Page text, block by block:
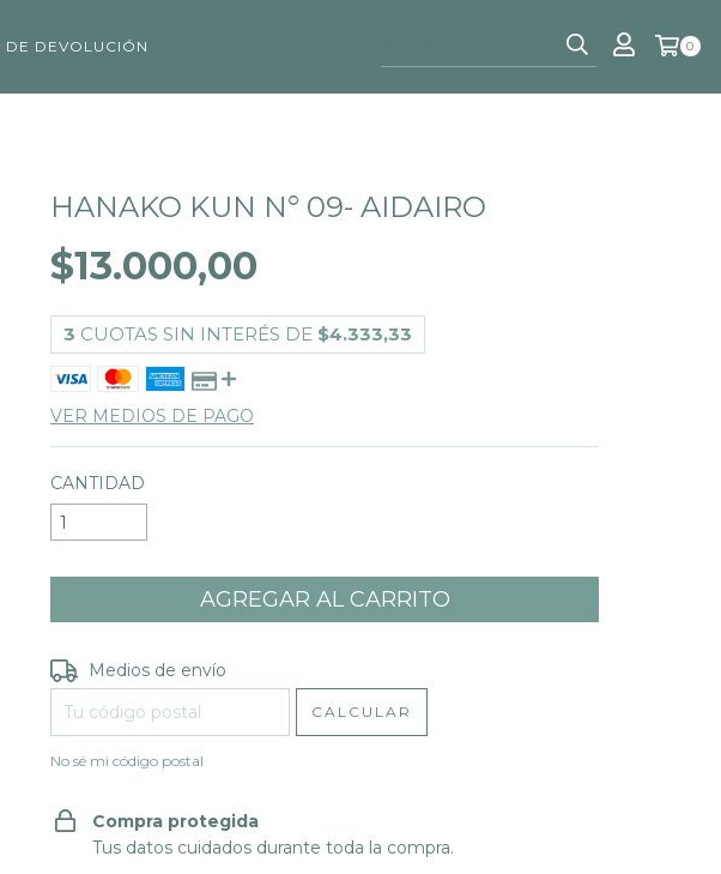
DE DEVOLUCIÓN 0
HANAKO KUN N° 09- AIDAIRO
$13.000,00
3 CUOTAS SIN INTERÉS DE $4.333,33
VER MEDIOS DE PAGO
CANTIDAD
Entregas para el CP:
Medios de envío
CALCULAR
No sé mi código postal
Compra protegida
Tus datos cuidados durante toda la compra.